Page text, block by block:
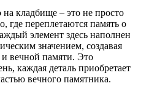
кладбище – это не просто
где переплетаются память о
элемент здесь наполнен
значением, создавая
вечной памяти. Это
каждая деталь приобретает
вечного памятника.